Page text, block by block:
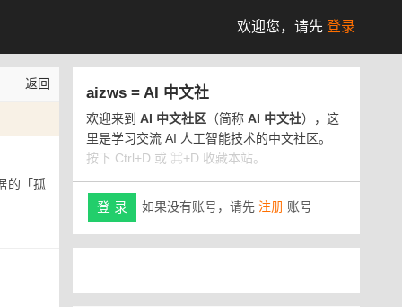
欢迎您， 请先 登录
返回
的「孤
aizws = AI 中文社
欢迎来到 AI 中文社区 （简称 AI 中文社），这
里是学习交流 AI 人工智能技术的中文社区。
按下 Ctrl+D 或 ⌘+D 收藏本站。
登 录 如果没有账号，请先 注册 账号